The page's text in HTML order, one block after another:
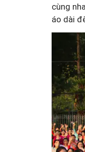
cùng
áo dài